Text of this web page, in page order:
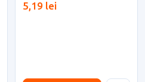
5,19 lei